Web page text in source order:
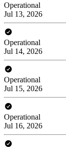
Operational
Jul 13, 2026
Operational
Jul 14, 2026
Operational
Jul 15, 2026
Operational
Jul 16, 2026